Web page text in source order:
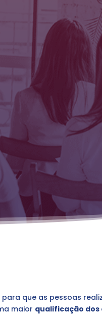
para que as pessoas
maior qualificação